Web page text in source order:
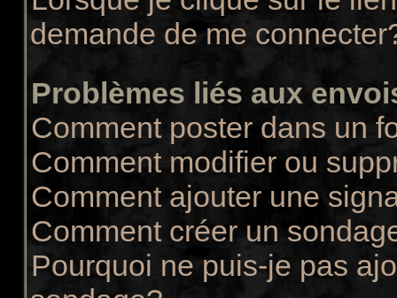
demande de me
Problèmes liés aux
Comment poster dans un
Comment modifier ou
Comment ajouter une
Comment créer un
Pourquoi ne puis-je pas